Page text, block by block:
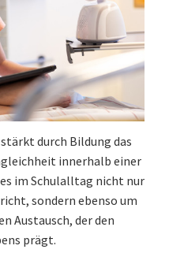
durch Bildung das
innerhalb einer
im Schulalltag nicht nur
sondern ebenso um
Austausch, der den
prägt.